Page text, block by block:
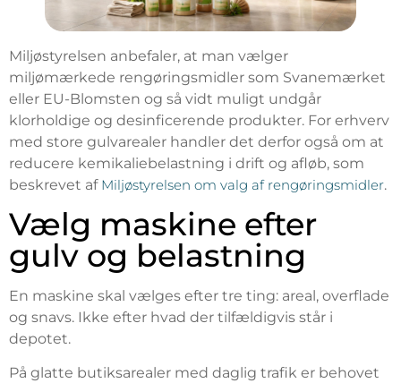
Miljøstyrelsen anbefaler, at man vælger
miljømærkede rengøringsmidler som Svanemærket
eller EU-Blomsten og så vidt muligt undgår
klorholdige og desinficerende produkter. For erhverv
med store gulvarealer handler det derfor også om at
reducere kemikaliebelastning i drift og afløb, som
beskrevet af Miljøstyrelsen om valg af rengøringsmidler.
Vælg maskine efter
gulv og belastning
En maskine skal vælges efter tre ting: areal, overflade
og snavs. Ikke efter hvad der tilfældigvis står i
depotet.
På glatte butiksarealer med daglig trafik er behovet